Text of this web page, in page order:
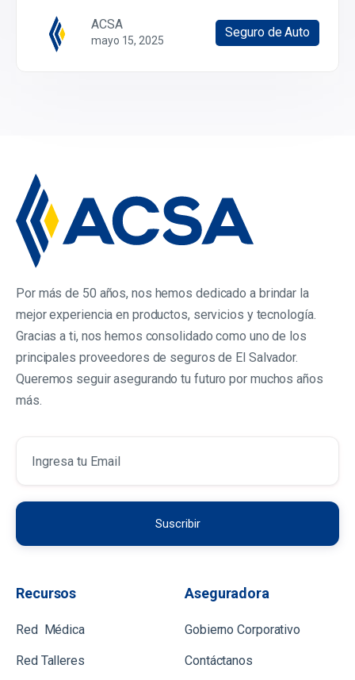
ACSA
mayo 15, 2025
Seguro de Auto
Por más de 50 años, nos hemos dedicado a brindar la
mejor experiencia en productos, servicios y tecnología.
Gracias a ti, nos hemos consolidado como uno de los
principales proveedores de seguros de El Salvador.
Queremos seguir asegurando tu futuro por muchos años
más.
Recursos
Red Médica
Red Talleres
Aseguradora
Gobierno Corporativo
Contáctanos